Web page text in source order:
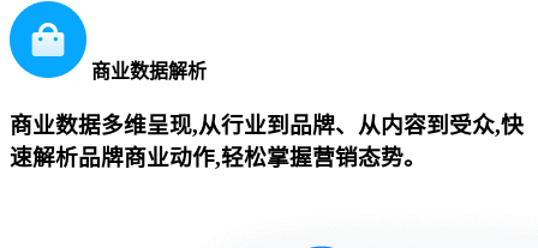
商业数据解析
商业数据多维呈现,从行业到品牌、从内容到受众,快
速解析品牌商业动作,轻松掌握营销态势。